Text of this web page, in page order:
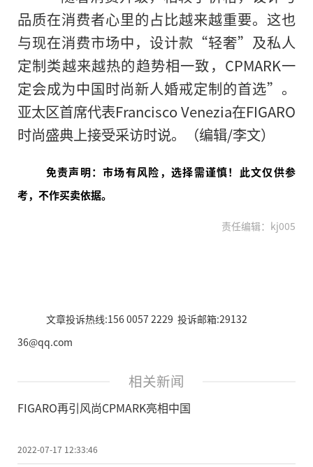
品质在消费者心里的占比越来越重要。这也
与现在消费市场中，设计款“轻奢”及私人
定制类越来越热的趋势相一致，CPMARK一
定会成为中国时尚新人婚戒定制的首选”。
亚太区首席代表Francisco Venezia在FIGARO
时尚盛典上接受采访时说。（编辑/李文）
免责声明：市场有风险，选择需谨慎！此文仅供参
考，不作买卖依据。
责任编辑：kj005
文章投诉热线:156 0057 2229 投诉邮箱:29132
36@qq.com
相关新闻
FIGARO再引风尚CPMARK亮相中国
2022-07-17 12:33:46